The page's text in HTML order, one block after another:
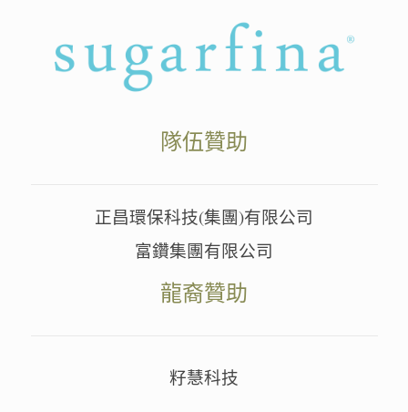
隊伍贊助
正昌環保科技(集團)有限公司
富鑽集團有限公司
龍裔贊助
籽慧科技